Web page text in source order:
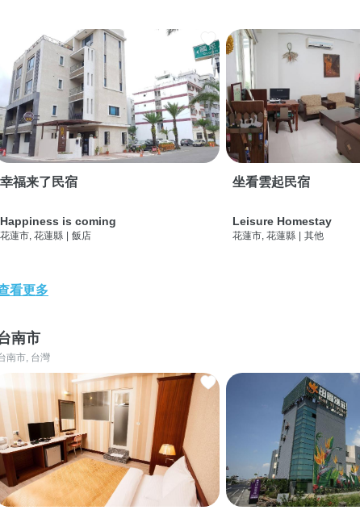
幸福来了民宿
Happiness is coming
花蓮市, 花蓮縣 飯店
坐看雲起民宿
Leisure Homestay
花蓮市, 花蓮縣 其他
看更多
南市
南市, 台灣